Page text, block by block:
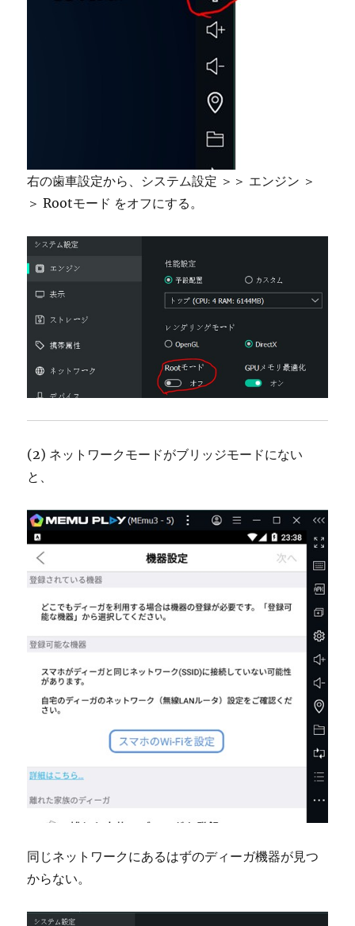
右の歯車設定から、システム設定 ＞＞ エンジン ＞
＞ Rootモード をオフにする。
(2) ネットワークモードがブリッジモードにない
と、
同じネットワークにあるはずのディーガ機器が見つ
からない。